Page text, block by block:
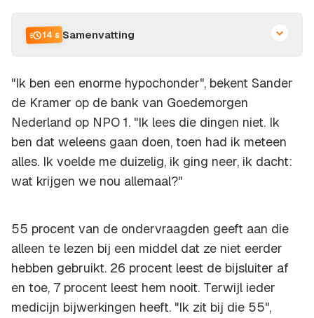
14 s Samenvatting
"Ik ben een enorme hypochonder", bekent Sander
de Kramer op de bank van Goedemorgen
Nederland op NPO 1. "Ik lees die dingen niet. Ik
ben dat weleens gaan doen, toen had ik meteen
alles. Ik voelde me duizelig, ik ging neer, ik dacht:
wat krijgen we nou allemaal?"
55 procent van de ondervraagden geeft aan die
alleen te lezen bij een middel dat ze niet eerder
hebben gebruikt. 26 procent leest de bijsluiter af
en toe, 7 procent leest hem nooit. Terwijl ieder
medicijn bijwerkingen heeft. "Ik zit bij die 55",